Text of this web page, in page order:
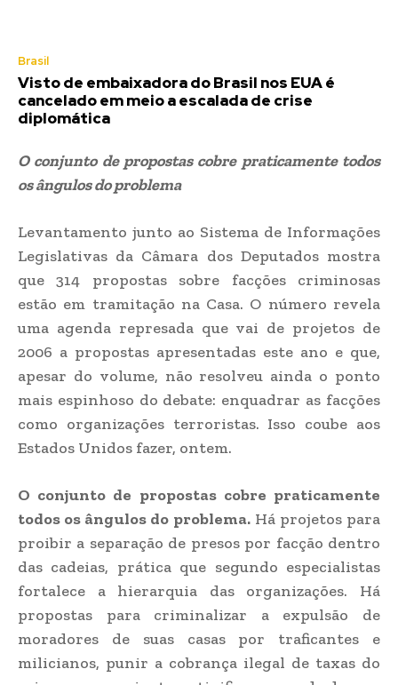
Brasil
Visto de embaixadora do Brasil nos EUA é
cancelado em meio a escalada de crise
diplomática
O conjunto de propostas cobre praticamente todos
os ângulos do problema
Levantamento junto ao Sistema de Informações
Legislativas da Câmara dos Deputados mostra
que 314 propostas sobre facções criminosas
estão em tramitação na Casa. O número revela
uma agenda represada que vai de projetos de
2006 a propostas apresentadas este ano e que,
apesar do volume, não resolveu ainda o ponto
mais espinhoso do debate: enquadrar as facções
como organizações terroristas. Isso coube aos
Estados Unidos fazer, ontem.
O conjunto de propostas cobre praticamente
todos os ângulos do problema.Há projetos para
proibir a separação de presos por facção dentro
das cadeias, prática que segundo especialistas
fortalece a hierarquia das organizações. Há
propostas para criminalizar a expulsão de
moradores de suas casas por traficantes e
milicianos, punir a cobrança ilegal de taxas do